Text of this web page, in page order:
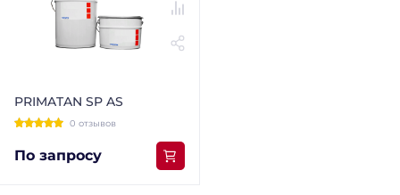
PRIMATAN SP AS
0 отзывов
По запросу